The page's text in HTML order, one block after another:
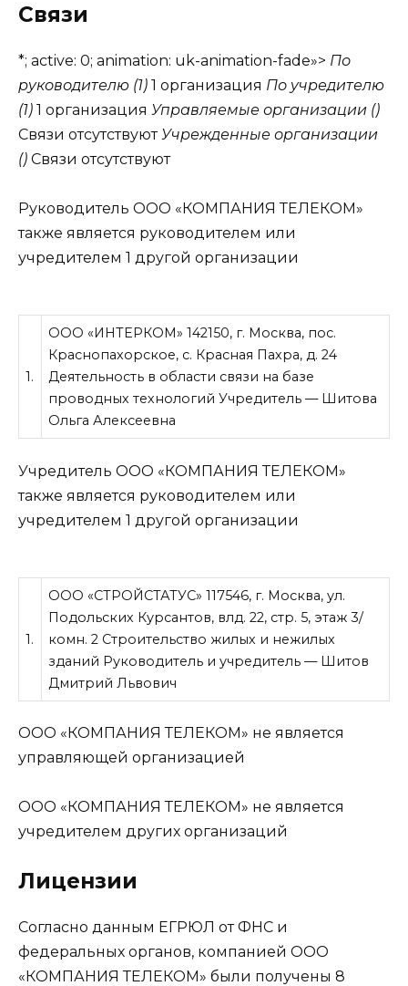
Связи
*; active: 0; animation: uk-animation-fade»> По
руководителю (1) 1 организация По учредителю
(1) 1 организация Управляемые организации ()
Связи отсутствуютУчрежденные организации
() Связи отсутствуют
Руководитель ООО «КОМПАНИЯ ТЕЛЕКОМ»
также является руководителем или
учредителем 1 другой организации
1.
ООО «ИНТЕРКОМ» 142150, г. Москва, пос.
Краснопахорское, с. Красная Пахра, д. 24
Деятельность в области связи на базе
проводных технологий Учредитель — Шитова
Ольга Алексеевна
Учредитель ООО «КОМПАНИЯ ТЕЛЕКОМ»
также является руководителем или
учредителем 1 другой организации
1.
ООО «СТРОЙСТАТУС» 117546, г. Москва, ул.
Подольских Курсантов, влд. 22, стр. 5, этаж 3/
комн. 2 Строительство жилых и нежилых
зданий Руководитель и учредитель — Шитов
Дмитрий Львович
ООО «КОМПАНИЯ ТЕЛЕКОМ» не является
управляющей организацией
ООО «КОМПАНИЯ ТЕЛЕКОМ» не является
учредителем других организаций
Лицензии
Согласно данным ЕГРЮЛ от ФНС и
федеральных органов, компанией ООО
«КОМПАНИЯ ТЕЛЕКОМ» были получены 8